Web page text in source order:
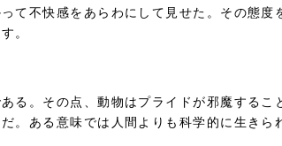
て不快感をあらわにして見せた。その態度
。
る。その点、動物はプライドが邪魔するこ
。ある意味では人間よりも科学的に生きら